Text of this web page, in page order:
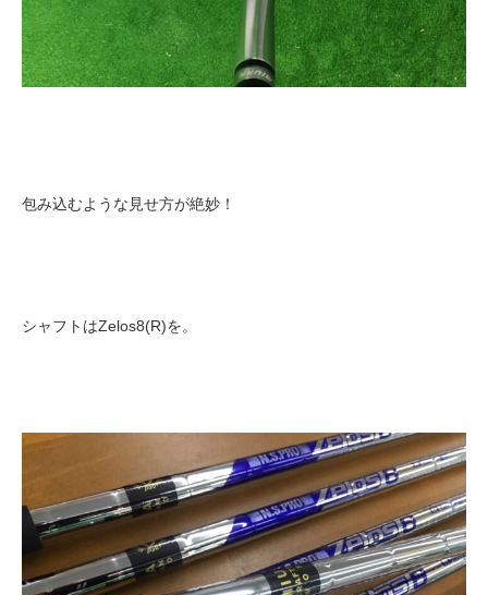
包み込むような見せ方が絶妙！
シャフトはZelos8(R)を。